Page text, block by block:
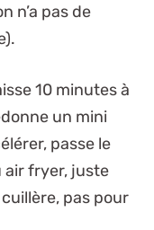
n’a pas de
10 minutes à
un mini
passe le
air fryer, juste
pas pour